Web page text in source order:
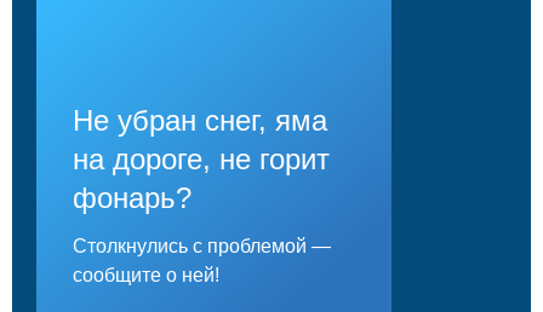
Не убран снег, яма
на дороге, не горит
фонарь?
Столкнулись с проблемой —
сообщите о ней!